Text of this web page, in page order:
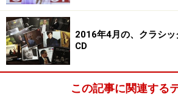
そして『エル・システマ』が更に全
ようになったのは、出身者の演奏技
た。中でも、先述の傑出した指揮者
メルが輩出したことは大きく、彼が
知られるようになったのです。
2016年4月の、クラシ
CD
この記事に関連する